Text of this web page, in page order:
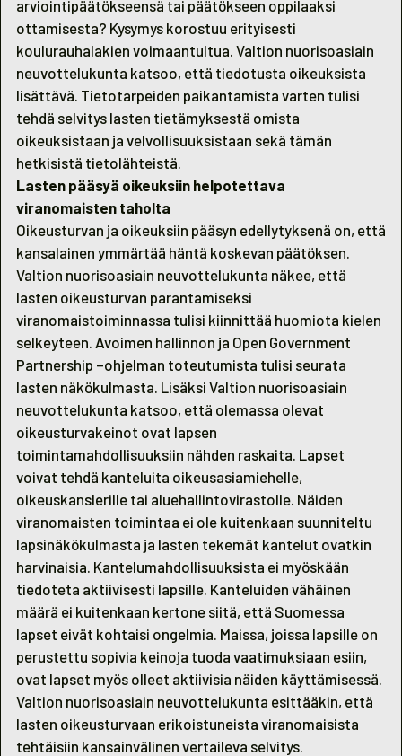
arviointipäätökseensä tai päätökseen oppilaaksi
ottamisesta? Kysymys korostuu erityisesti
koulurauhalakien voimaantultua. Valtion nuorisoasiain
neuvottelukunta katsoo, että tiedotusta oikeuksista
lisättävä. Tietotarpeiden paikantamista varten tulisi
tehdä selvitys lasten tietämyksestä omista
oikeuksistaan ja velvollisuuksistaan sekä tämän
hetkisistä tietolähteistä.
Lasten pääsyä oikeuksiin helpotettava
viranomaisten taholta
Oikeusturvan ja oikeuksiin pääsyn edellytyksenä on, että
kansalainen ymmärtää häntä koskevan päätöksen.
Valtion nuorisoasiain neuvottelukunta näkee, että
lasten oikeusturvan parantamiseksi
viranomaistoiminnassa tulisi kiinnittää huomiota kielen
selkeyteen. Avoimen hallinnon ja Open Government
Partnership –ohjelman toteutumista tulisi seurata
lasten näkökulmasta. Lisäksi Valtion nuorisoasiain
neuvottelukunta katsoo, että olemassa olevat
oikeusturvakeinot ovat lapsen
toimintamahdollisuuksiin nähden raskaita. Lapset
voivat tehdä kanteluita oikeusasiamiehelle,
oikeuskanslerille tai aluehallintovirastolle. Näiden
viranomaisten toimintaa ei ole kuitenkaan suunniteltu
lapsinäkökulmasta ja lasten tekemät kantelut ovatkin
harvinaisia. Kantelumahdollisuuksista ei myöskään
tiedoteta aktiivisesti lapsille. Kanteluiden vähäinen
määrä ei kuitenkaan kertone siitä, että Suomessa
lapset eivät kohtaisi ongelmia. Maissa, joissa lapsille on
perustettu sopivia keinoja tuoda vaatimuksiaan esiin,
ovat lapset myös olleet aktiivisia näiden käyttämisessä.
Valtion nuorisoasiain neuvottelukunta esittääkin, että
lasten oikeusturvaan erikoistuneista viranomaisista
tehtäisiin kansainvälinen vertaileva selvitys.